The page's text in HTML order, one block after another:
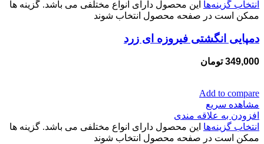
انتخاب گزینه‌ها این محصول دارای انواع مختلفی می باشد. گزینه ها
ممکن است در صفحه محصول انتخاب شوند
دمپایی انگشتی فیروزه ای زرد
349,000 تومان
Add to compare
مشاهده سریع
افزودن به علاقه مندی
انتخاب گزینه‌ها این محصول دارای انواع مختلفی می باشد. گزینه ها
ممکن است در صفحه محصول انتخاب شوند